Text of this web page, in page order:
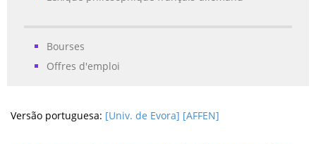
Bourses
Offres d'emploi
Versão portuguesa: [Univ. de Evora] [AFFEN]